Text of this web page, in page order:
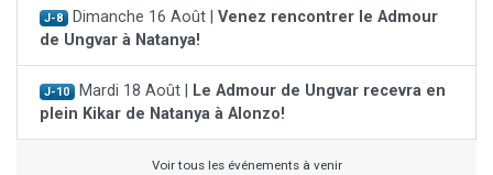
J-8 Dimanche 16 Août | Venez rencontrer le Admour
de Ungvar à Natanya!
J-10 Mardi 18 Août |
Le Admour de Ungvar recevra en
plein Kikar de Natanya à Alonzo!
Voir tous les événements à venir